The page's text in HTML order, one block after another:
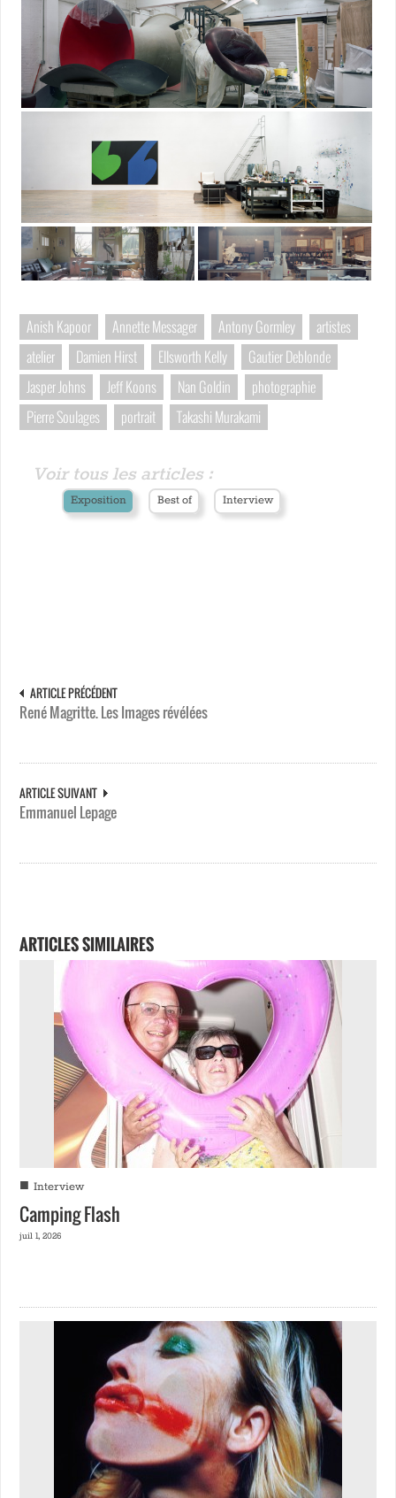
Anish Kapoor Annette Messager Antony Gormley
artistes
atelier
Damien Hirst Ellsworth Kelly
Gautier Deblonde
Jasper Johns
Jeff Koons Nan Goldin
photographie
Pierre Soulages
portrait Takashi Murakami
Voir tous les articles :
Exposition Best of Interview
ARTICLE PRÉCÉDENT
René Magritte. Les Images révélées
ARTICLE SUIVANT
Emmanuel Lepage
ARTICLES SIMILAIRES
■ Interview
Camping Flash
juil 1, 2026